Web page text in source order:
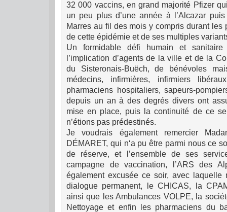
32 000 vaccins, en grand majorité Pfizer
un peu plus d’une année à l’Alcazar
Marres au fil des mois y compris durant les
de cette épidémie et de ses multiples
Un formidable défi humain et
l’implication d’agents de la ville et de la
du Sisteronais-Buëch, de bénévoles
médecins, infirmières, infirmiers
pharmaciens hospitaliers, sapeurs-
depuis un an à des degrés divers ont
mise en place, puis la continuité de ce
n’étions pas prédestinés.
Je voudrais également remercier
DÉMARET, qui n‘a pu être parmi nous ce
de réserve, et l’ensemble de ses
campagne de vaccination, l’ARS des
également excusée ce soir, avec laquelle
dialogue permanent, le CHICAS, la
ainsi que les Ambulances VOLPE, la
Nettoyage et enfin les pharmaciens du